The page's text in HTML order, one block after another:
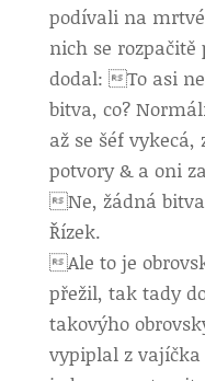
podívali na
nich se
dodal: To asi
bitva, co?
až se šéf
potvory & a oni
Ne, žádná bitva
Řízek.
Ale to je
přežil, tak tady
takovýho
vypiplal z vajíčka